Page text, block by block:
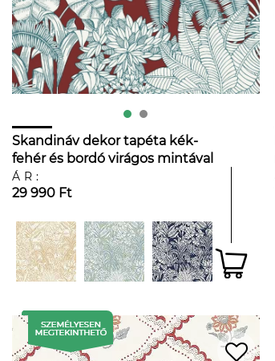
Skandináv dekor tapéta kék-
fehér és bordó virágos mintával
ÁR:
29 990 Ft